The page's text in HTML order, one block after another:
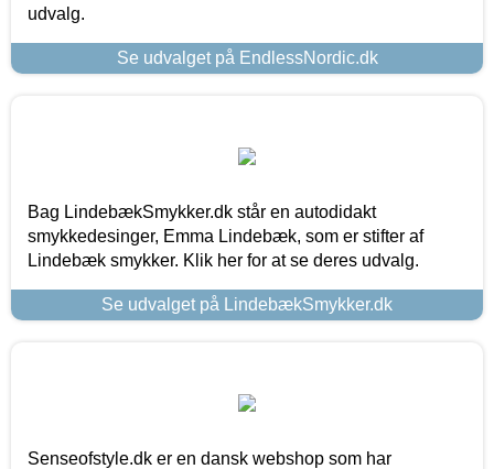
udvalg.
Se udvalget på EndlessNordic.dk
Bag LindebækSmykker.dk står en autodidakt
smykkedesinger, Emma Lindebæk, som er stifter af
Lindebæk smykker. Klik her for at se deres udvalg.
Se udvalget på LindebækSmykker.dk
Senseofstyle.dk er en dansk webshop som har